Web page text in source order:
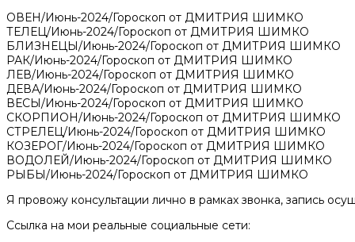
ОВЕН/Июнь-2024/Гороскоп от ДМИТРИЯ ШИМКО
ТЕЛЕЦ/Июнь-2024/Гороскоп от ДМИТРИЯ ШИМКО
БЛИЗНЕЦЫ/Июнь-2024/Гороскоп от ДМИТРИЯ ШИМКО
РАК/Июнь-2024/Гороскоп от ДМИТРИЯ ШИМКО
ЛЕВ/Июнь-2024/Гороскоп от ДМИТРИЯ ШИМКО
ДЕВА/Июнь-2024/Гороскоп от ДМИТРИЯ ШИМКО
ВЕСЫ/Июнь-2024/Гороскоп от ДМИТРИЯ ШИМКО
СКОРПИОН/Июнь-2024/Гороскоп от ДМИТРИЯ ШИМКО
СТРЕЛЕЦ/Июнь-2024/Гороскоп от ДМИТРИЯ ШИМКО
КОЗЕРОГ/Июнь-2024/Гороскоп от ДМИТРИЯ ШИМКО
ВОДОЛЕЙ/Июнь-2024/Гороскоп от ДМИТРИЯ ШИМКО
РЫБЫ/Июнь-2024/Гороскоп от ДМИТРИЯ ШИМКО
Я провожу консультации лично в рамках звонка, запись
Ссылка на мои реальные социальные сети: